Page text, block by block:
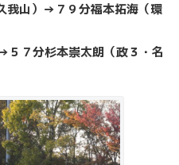
我山）→７９分福本拓海（環
７分杉本崇太朗（政３・名